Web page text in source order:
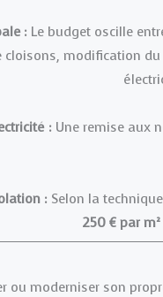
: Le budget oscille
cloisons, modification
: Une remise aux
: Selon la
250 € par
ou moderniser son